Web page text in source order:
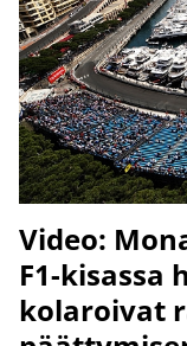
Video:
F1-kisassa
kolaroivat